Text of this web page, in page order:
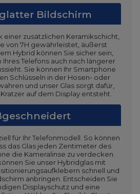
Bildschirm
einer zusätzlichen Keramikschicht,
von 7H gewährleistet, äußerst
Hybrid können Sie sicher sein,
Telefons auch nach längerer
Sie können Ihr Smartphone
Schlüsseln in der Hosen- oder
und unser Glas sorgt dafür,
auf dem Display entsteht.
für Ihr Telefonmodell. So können
das Glas jeden Zentimeter des
die Kameralinse zu verdecken.
Sie unser Hybridglas mit
schnell und
anbringen. Entscheiden Sie
Displayschutz und eine